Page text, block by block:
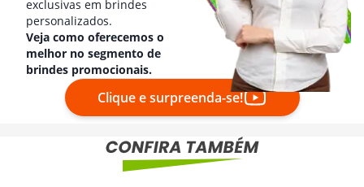
exclusivas em brindes
personalizados.
Veja como oferecemos o
melhor no segmento de
brindes promocionais.
Clique e surpreenda-se!